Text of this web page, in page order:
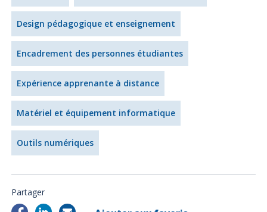
Design pédagogique et enseignement
Encadrement des personnes étudiantes
Expérience apprenante à distance
Matériel et équipement informatique
Outils numériques
Partager